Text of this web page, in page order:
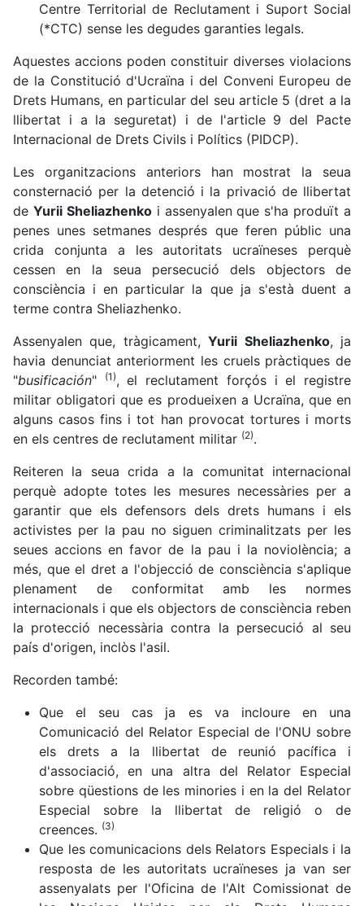
Centre Territorial de Reclutament i Suport Social
(*CTC) sense les degudes garanties legals.
Aquestes accions poden constituir diverses violacions
de la Constitució d'Ucraïna i del Conveni Europeu de
Drets Humans, en particular del seu article 5 (dret a la
llibertat i a la seguretat) i de l'article 9 del Pacte
Internacional de Drets Civils i Polítics (PIDCP).
Les organitzacions anteriors han mostrat la seua
consternació per la detenció i la privació de llibertat
de Yurii Sheliazhenkoi assenyalen que s'ha produït a
penes unes setmanes després que feren públic una
crida conjunta a les autoritats ucraïneses perquè
cessen en la seua persecució dels objectors de
consciència i en particular la que ja s'està duent a
terme contra Sheliazhenko.
Assenyalen que, tràgicament,Yurii Sheliazhenko, ja
havia denunciat anteriorment les cruels pràctiques de
"busificación" (1), el reclutament forçós i el registre
militar obligatori que es produeixen a Ucraïna, que en
alguns casos fins i tot han provocat tortures i morts
en els centres de reclutament militar (2).
Reiteren la seua crida a la comunitat internacional
perquè adopte totes les mesures necessàries per a
garantir que els defensors dels drets humans i els
activistes per la pau no siguen criminalitzats per les
seues accions en favor de la pau i la noviolència; a
més, que el dret a l'objecció de consciència s'aplique
plenament de conformitat amb les normes
internacionals i que els objectors de consciència reben
la protecció necessària contra la persecució al seu
país d'origen, inclòs l'asil.
Recorden també:
Que el seu cas ja es va incloure en una
Comunicació del Relator Especial de l'ONU sobre
els drets a la llibertat de reunió pacífica i
d'associació, en una altra del Relator Especial
sobre qüestions de les minories i en la del Relator
Especial sobre la llibertat de religió o de
creences. (3)
Que les comunicacions dels Relators Especials i la
resposta de les autoritats ucraïneses ja van ser
assenyalats per l'Oficina de l'Alt Comissionat de